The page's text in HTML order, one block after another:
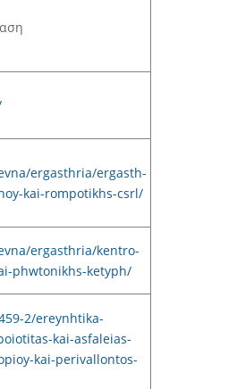
ergasthria/ergasth-
kai-rompotikhs-csrl/
ergasthria/kentro-
phwtonikhs-ketyph/
2/ereynhtika-
kai-asfaleias-
kai-perivallontos-